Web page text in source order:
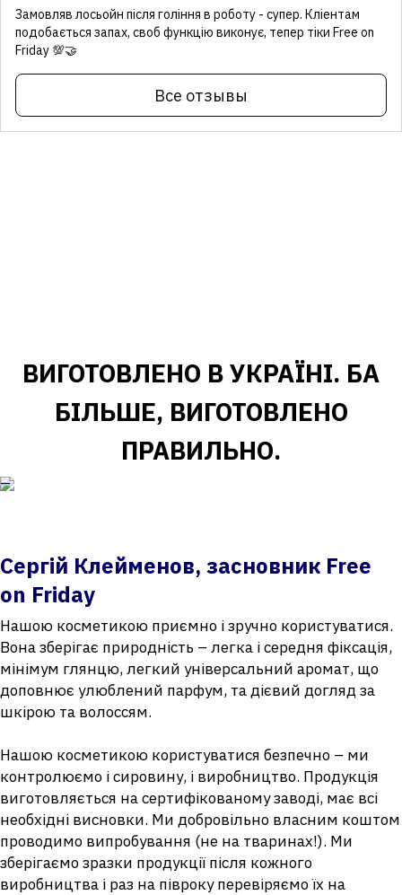
Замовляв лосьойн після гоління в роботу - супер. Кліентам
подобається запах, своб функцію виконує, тепер тіки Free on
Friday 💯🤝
Все отзывы
ВИГОТОВЛЕНО В УКРАЇНІ. БА
БІЛЬШЕ, ВИГОТОВЛЕНО
ПРАВИЛЬНО.
Сергій Клейменов, засновник Free
on Friday
Нашою косметикою приємно і зручно користуватися.
Вона зберігає природність – легка і середня фіксація,
мінімум глянцю, легкий універсальний аромат, що
доповнює улюблений парфум, та дієвий догляд за
шкірою та волоссям.
Нашою косметикою користуватися безпечно – ми
контролюємо і сировину, і виробництво. Продукція
виготовляється на сертифікованому заводі, має всі
необхідні висновки. Ми добровільно власним коштом
проводимо випробування (не на тваринах!). Ми
зберігаємо зразки продукції після кожного
виробництва і раз на півроку перевіряємо їх на